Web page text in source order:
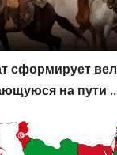
сформирует
на пути